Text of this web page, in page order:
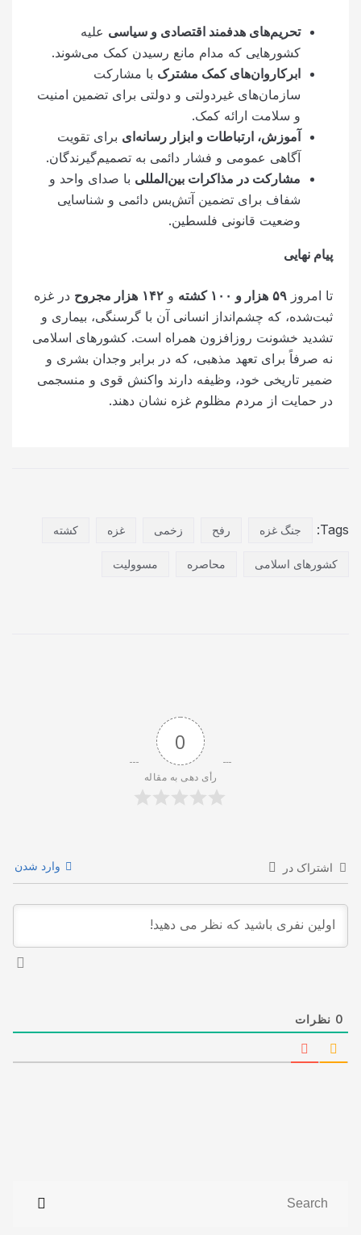
تحریم‌های هدفمند اقتصادی و سیاسی علیه
کشورهایی که مدام مانع رسیدن کمک می‌شوند.
ابرکاروان‌های کمک مشترکبا مشارکت
سازمان‌های غیردولتی و دولتی برای تضمین امنیت
و سلامت ارائه کمک.
آموزش، ارتباطات و ابزار رسانه‌ایبرای تقویت
آگاهی عمومی و فشار دائمی به تصمیم‌گیرندگان.
مشارکت در مذاکرات بین‌المللی با صدای واحد و
شفاف برای تضمین آتش‌بس دائمی و شناسایی
وضعیت قانونی فلسطین.
پیام نهایی
تا امروز ۵۹ هزار و ۱۰۰کشتهو ۱۴۲ هزار مجروحدر غزه
ثبت‌شده، که چشم‌انداز انسانی آن با گرسنگی، بیماری و
تشدید خشونت روزافزون همراه است. کشورهای اسلامی
نه صرفاً برای تعهد مذهبی، که در برابر وجدان بشری و
ضمیر تاریخی خود،‌ وظیفه دارند واکنش قوی و منسجمی
در حمایت از مردم مظلوم غزه نشان دهند.
Tags: جنگ غزه رفح زخمی غزه کشته
کشورهای اسلامی محاصره مسوولیت
0
رأی دهی به مقاله
اشتراک در وارد شدن
0نظرات